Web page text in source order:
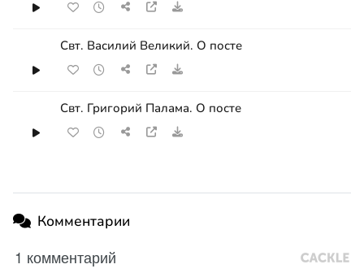
Свт. Василий Великий. О посте
Свт. Григорий Палама. О посте
Комментарии
1 комментарий